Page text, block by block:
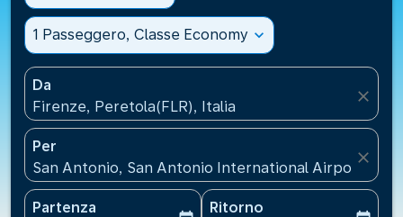
1 Passeggero, Classe Economy expand_more
Da
Firenze, Peretola(FLR), Italia
close
Per
San Antonio, San Antonio International
close
Partenza
Ritorno